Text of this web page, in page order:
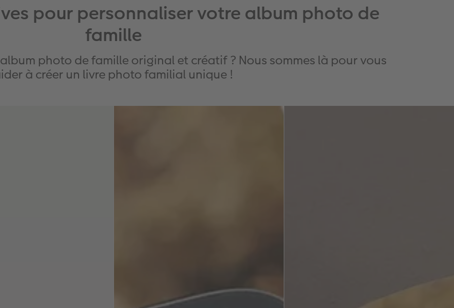
photo familial qui retrace vos meilleurs moments
Parfait pour un cadeau surprise qui fera sensation !
pour personnaliser votre album photo de
famille
photo de famille original et créatif ? Nous sommes là pour vous
à créer un livre photo familial unique !